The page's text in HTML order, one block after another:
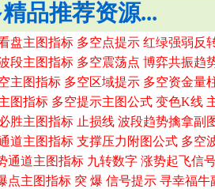
品推荐资源...
盘主图指标 多空点提示 红绿强弱反
段主图指标 多空震荡点 博弈共振趋
主图指标 多空区域提示 多空资金量
图指标 多空提示主图公式 变色K线
胜主图指标 止损线 波段趋势擒拿副
道主图指标 支撑压力附图公式 多空
通道主图指标 九转数字 涨势起飞信
点主图指标 突 爆 信号提示 寻幸福